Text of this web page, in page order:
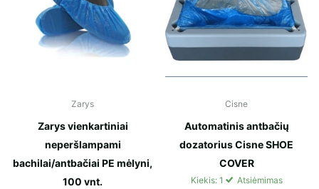
Zarys
Zarys vienkartiniai
neperšlampami
bachilai/antbačiai PE mėlyni,
100 vnt.
Cisne
Automatinis antbačių
dozatorius Cisne SHOE
COVER
Kiekis: 1
Atsiėmimas